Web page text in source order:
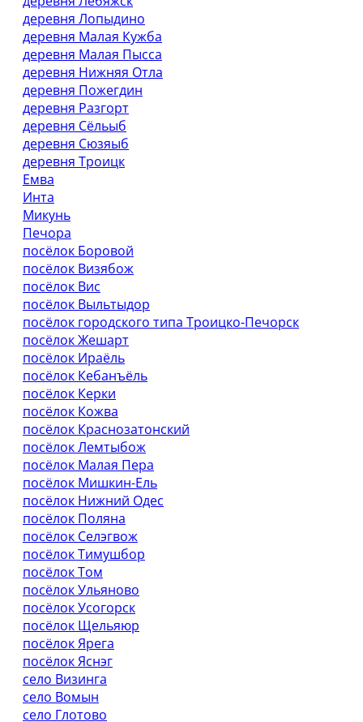
деревня Лопыдино
деревня Малая Кужба
деревня Малая Пысса
деревня Нижняя Отла
деревня Пожегдин
деревня Разгорт
деревня Сёльыб
деревня Сюзяыб
деревня Троицк
Емва
Инта
Микунь
Печора
посёлок Боровой
посёлок Визябож
посёлок Вис
посёлок Выльтыдор
посёлок городского типа Троицко-Печорск
посёлок Жешарт
посёлок Ираёль
посёлок Кебанъёль
посёлок Керки
посёлок Кожва
посёлок Краснозатонский
посёлок Лемтыбож
посёлок Малая Пера
посёлок Мишкин-Ель
посёлок Нижний Одес
посёлок Поляна
посёлок Селэгвож
посёлок Тимушбор
посёлок Том
посёлок Ульяново
посёлок Усогорск
посёлок Щельяюр
посёлок Ярега
посёлок Яснэг
село Визинга
село Вомын
село Глотово